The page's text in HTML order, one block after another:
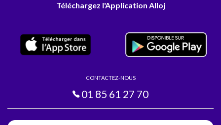
Téléchargez l'Application Alloj
CONTACTEZ-NOUS
01 85 61 27 70